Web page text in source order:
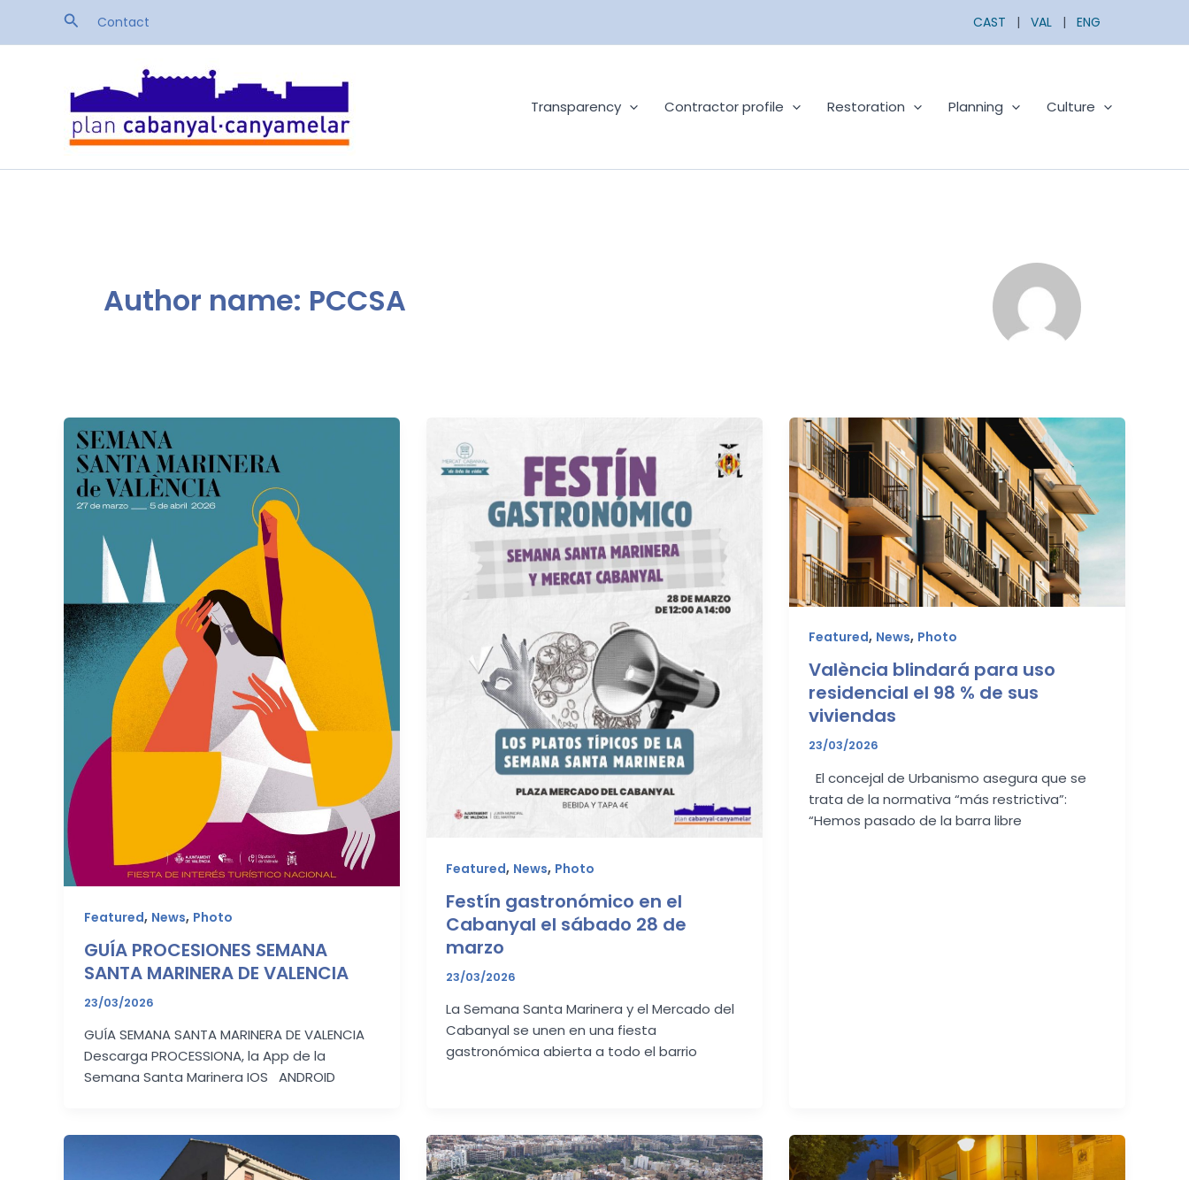
SearchContact CAST | VAL | ENG
Transparency Contractor profile Restoration Planning Culture
Author name: PCCSA
Featured, News, Photo
GUÍA PROCESIONES SEMANA
SANTA MARINERA DE VALENCIA
23/03/2026
GUÍA SEMANA SANTA MARINERA DE VALENCIA
Descarga PROCESSIONA, la App de la
Semana Santa Marinera IOS ANDROID
Featured, News, Photo
Festín gastronómico en el
Cabanyal el sábado 28 de
marzo
23/03/2026
La Semana Santa Marinera y el Mercado del
Cabanyal se unen en una fiesta
gastronómica abierta a todo el barrio
Featured, News, Photo
València blindará para uso
residencial el 98 % de sus
viviendas
23/03/2026
El concejal de Urbanismo asegura que se
trata de la normativa “más restrictiva”:
“Hemos pasado de la barra libre